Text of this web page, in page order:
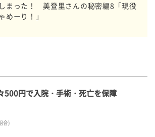
まった！ 美登里さんの秘密編8「現役
ーり！」
500円で入院・手術・死亡を保障
合)